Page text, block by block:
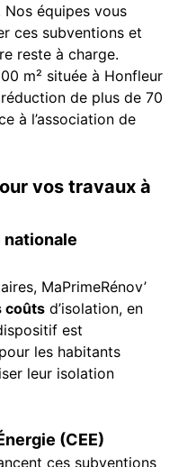
Nos équipes vous
ces subventions et
reste à charge.
m² située à Honfleur
de plus de 70
à l’association de
vos travaux à
nationale
MaPrimeRénov’
coûts d’isolation, en
est
les habitants
leur isolation
(CEE)
ces subventions